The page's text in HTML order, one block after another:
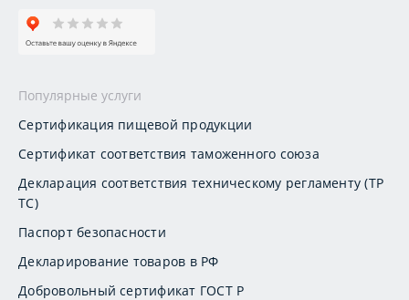
Популярные услуги
Сертификация пищевой продукции
Сертификат соответствия таможенного союза
Декларация соответствия техническому регламенту (ТР
ТС)
Паспорт безопасности
Декларирование товаров в РФ
Добровольный сертификат ГОСТ Р